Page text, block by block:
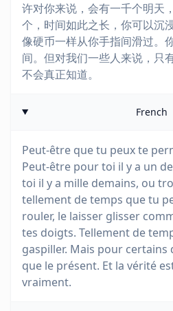
许对你来说，会有一千个明天
个，时间如此之长，你可以沉
像硬币一样从你手指间滑过。
间。但对我们一些人来说，只
不会真正知道。
French
Peut-être que tu peux te
Peut-être pour toi il y a un
toi il y a mille demains, ou
tellement de temps que tu
rouler, le laisser glisser
tes doigts. Tellement de
gaspiller. Mais pour certains
que le présent. Et la vérité
vraiment.